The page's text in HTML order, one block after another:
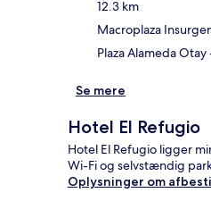
12.3 km
Macroplaza
Plaza Alameda Otay
Se mere
Hotel El Refugio
Hotel El Refugio ligger
Wi-Fi og selvstændig
Oplysninger om